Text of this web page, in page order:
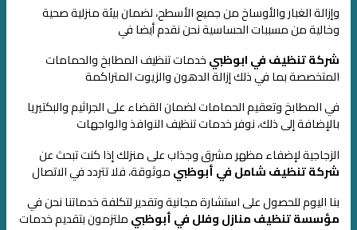
وإزالة الغبار والأوساخ من جميع الأسطح، لضمان بيئة منزلية صحية
وخالية من مسببات الحساسيةنحن نقدم أيضا في
شركة تنظيف في ابوظبيخدمات تنظيف المطابخ والحمامات
المتخصصةبما في ذلك إزالة الدهون والزيوت المتراكمة
في المطابخ وتعقيم الحمامات لضمان القضاء على الجراثيم والبكتيريا
بالإضافة إلى ذلك، نوفر خدمات تنظيف النوافذ والواجهات
الزجاجية لإضفاء مظهر مشرق وجذاب على منزلكإذا كنت تبحث عن
شركة تنظيف شامل في أبوظبيموثوقة، فلا تتردد في الاتصال
بنا اليوم للحصول على استشارة مجانيةوتقدير لتكلفة خدماتنا نحن في
مؤسسة تنظيف منازل وفلل في أبوظبيملتزمون بتقديم خدمات